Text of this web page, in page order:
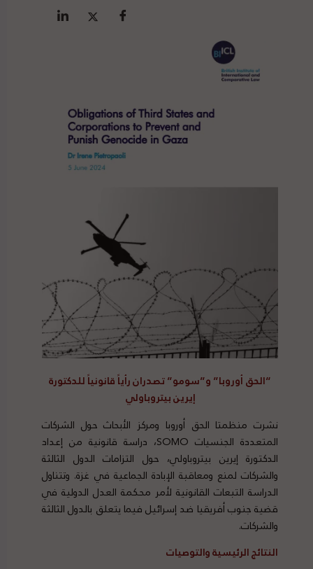
“الحق أوروبا” و”سومو” تصدران رأياً قانونياً للدكتورة
إيرين بيتروباولي
نشرت منظمتا الحق أوروبا ومركز الأبحاث حول الشركات
المتعددة الجنسيات SOMO، دراسة قانونية من إعداد
الدكتورة إيرين بيتروباولي، حول التزامات الدول الثالثة
والشركات لمنع ومعاقبة الإبادة الجماعية في غزة. وتتناول
الدراسة التبعات القانونية لأمر محكمة العدل الدولية في
قضية جنوب أفريقيا ضد إسرائيل فيما يتعلق بالدول الثالثة
والشركات.
النتائج الرئيسية والتوصيات